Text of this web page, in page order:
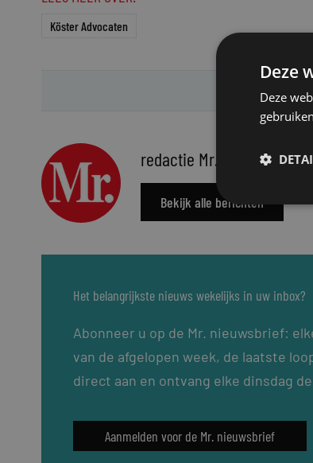
Köster Advocaten
redactie Mr.
Bekijk alle berichten
Het belangrijkste nieuws wekelijks in uw inbox?
Abonneer u op de Mr. nieuwsbrief:
van de afgelopen week, de laatste
direct aan en ontvang elke dinsdag
Aanmelden voor de Mr. nieuwsbrief
Deze
Deze